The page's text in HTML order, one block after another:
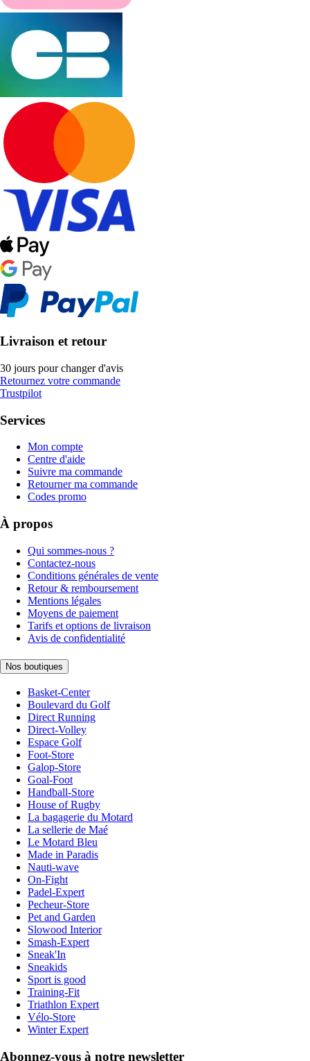
Livraison et retour
30 jours pour changer d'avis
Retournez votre commande
Trustpilot
Services
Mon compte
Centre d'aide
Suivre ma commande
Retourner ma commande
Codes promo
À propos
Qui sommes-nous ?
Contactez-nous
Conditions générales de vente
Retour & remboursement
Mentions légales
Moyens de paiement
Tarifs et options de livraison
Avis de confidentialité
Nos boutiques
Basket-Center
Boulevard du Golf
Direct Running
Direct-Volley
Espace Golf
Foot-Store
Galop-Store
Goal-Foot
Handball-Store
House of Rugby
La bagagerie du Motard
La sellerie de Maé
Le Motard Bleu
Made in Paradis
Nauti-wave
On-Fight
Padel-Expert
Pecheur-Store
Pet and Garden
Slowood Interior
Smash-Expert
Sneak'In
Sneakids
Sport is good
Training-Fit
Triathlon Expert
Vélo-Store
Winter Expert
Abonnez-vous à notre newsletter